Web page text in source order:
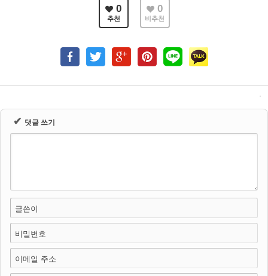
0
추천
0
비추천
✔ 댓글 쓰기
글쓴이
비밀번호
이메일 주소